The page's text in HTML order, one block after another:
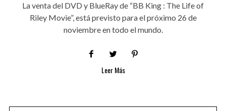
La venta del DVD y BlueRay de “BB King : The Life of
Riley Movie”, está previsto para el próximo 26 de
noviembre en todo el mundo.
Leer Más